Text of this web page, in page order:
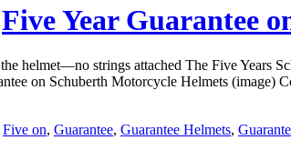
Five Year Guarantee
helmet—no strings attached The Five Years
on Schuberth Motorcycle Helmets (image)
Five on, Guarantee, Guarantee Helmets,